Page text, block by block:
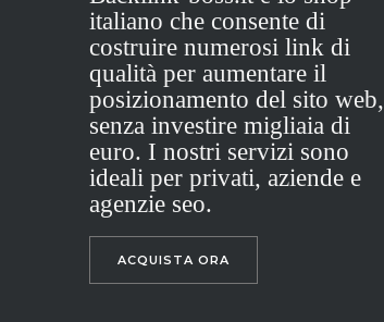
italiano che consente di
costruire numerosi link di
qualità per aumentare il
posizionamento del sito web,
senza investire migliaia di
euro. I nostri servizi sono
ideali per privati, aziende e
agenzie seo.
ACQUISTA ORA